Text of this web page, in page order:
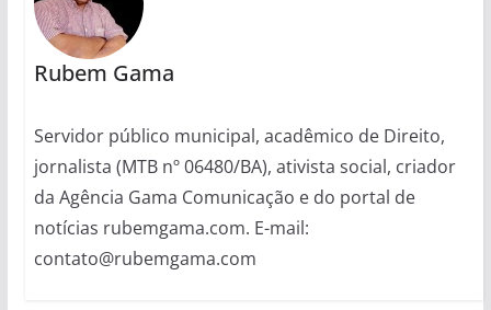
Rubem Gama
Servidor público municipal, acadêmico de Direito,
jornalista (MTB nº 06480/BA), ativista social, criador
da Agência Gama Comunicação e do portal de
notícias rubemgama.com. E-mail:
contato@rubemgama.com